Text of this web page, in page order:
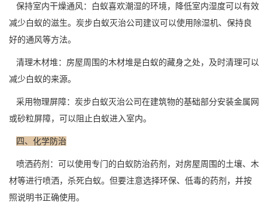
保持室内干燥通风：白蚁喜欢潮湿的环境，降低室内湿度可以有效
减少白蚁的滋生。炭步白蚁灭治公司建议可以使用除湿机、保持良
好的通风等方法。
清理木材堆：房屋周围的木材堆是白蚁的藏身之处，及时清理可以
减少白蚁的来源。
采用物理屏障：炭步白蚁灭治公司在建筑物的基础部分安装金属网
或砂粒屏障，可以阻止白蚁进入室内。
四、化学防治
喷洒药剂：可以使用专门的白蚁防治药剂，对房屋周围的土壤、木
材等进行喷洒，杀死白蚁。但要注意选择环保、低毒的药剂，并按
照说明书正确使用。